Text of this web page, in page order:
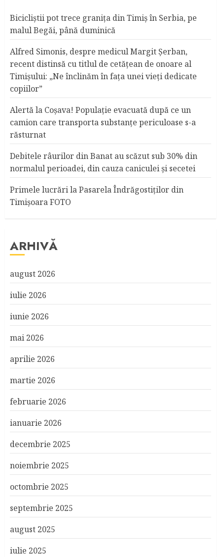
Bicicliştii pot trece graniţa din Timiş în Serbia, pe
malul Begăi, până duminică
Alfred Simonis, despre medicul Margit Şerban,
recent distinsă cu titlul de cetățean de onoare al
Timişului: „Ne înclinăm în fața unei vieți dedicate
copiilor”
Alertă la Coşava! Populaţie evacuată după ce un
camion care transporta substanţe periculoase s-a
răsturnat
Debitele râurilor din Banat au scăzut sub 30% din
normalul perioadei, din cauza caniculei şi secetei
Primele lucrări la Pasarela Îndrăgostiţilor din
Timişoara FOTO
ARHIVĂ
august 2026
iulie 2026
iunie 2026
mai 2026
aprilie 2026
martie 2026
februarie 2026
ianuarie 2026
decembrie 2025
noiembrie 2025
octombrie 2025
septembrie 2025
august 2025
iulie 2025